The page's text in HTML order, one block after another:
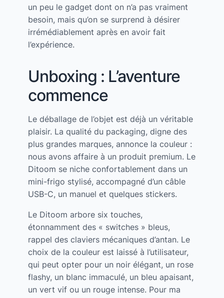
un peu le gadget dont on n’a pas vraiment
besoin, mais qu’on se surprend à désirer
irrémédiablement après en avoir fait
l’expérience.
Unboxing : L’aventure
commence
Le déballage de l’objet est déjà un véritable
plaisir. La qualité du packaging, digne des
plus grandes marques, annonce la couleur :
nous avons affaire à un produit premium. Le
Ditoom se niche confortablement dans un
mini-frigo stylisé, accompagné d’un câble
USB-C, un manuel et quelques stickers.
Le Ditoom arbore six touches,
étonnamment des « switches » bleus,
rappel des claviers mécaniques d’antan. Le
choix de la couleur est laissé à l’utilisateur,
qui peut opter pour un noir élégant, un rose
flashy, un blanc immaculé, un bleu apaisant,
un vert vif ou un rouge intense. Pour ma